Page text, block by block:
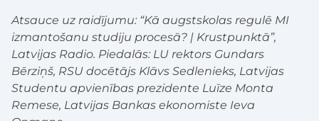
Atsauce uz raidījumu: “Kā augstskolas regulē MI
izmantošanu studiju procesā? | Krustpunktā”,
Latvijas Radio. Piedalās: LU rektors Gundars
Bērziņš, RSU docētājs Klāvs Sedlenieks, Latvijas
Studentu apvienības prezidente Luīze Monta
Remese, Latvijas Bankas ekonomiste Ieva